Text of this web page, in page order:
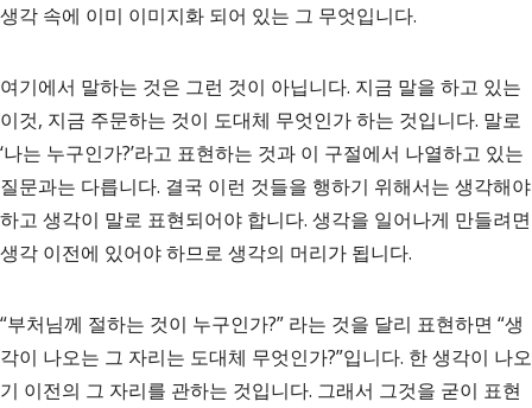
생각 속에 이미 이미지화 되어 있는 그 무엇입니다.
여기에서 말하는 것은 그런 것이 아닙니다. 지금 말을 하고 있는
이것, 지금 주문하는 것이 도대체 무엇인가 하는 것입니다. 말로
‘나는 누구인가?’라고 표현하는 것과 이 구절에서 나열하고 있는
질문과는 다릅니다. 결국 이런 것들을 행하기 위해서는 생각해야
하고 생각이 말로 표현되어야 합니다. 생각을 일어나게 만들려면
생각 이전에 있어야 하므로 생각의 머리가 됩니다.
“부처님께 절하는 것이 누구인가?” 라는 것을 달리 표현하면 “생
각이 나오는 그 자리는 도대체 무엇인가?”입니다. 한 생각이 나오
기 이전의 그 자리를 관하는 것입니다. 그래서 그것을 굳이 표현